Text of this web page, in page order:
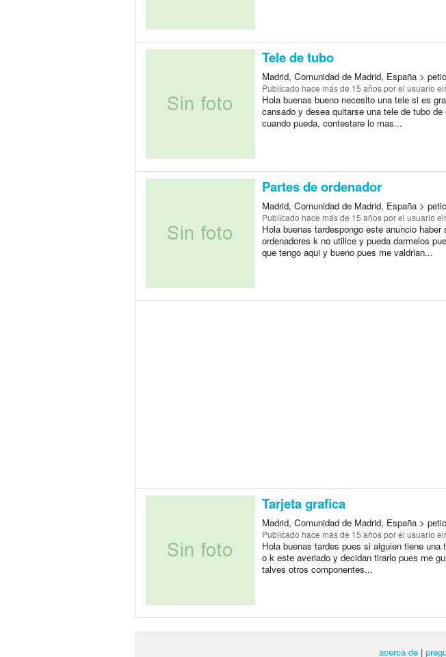
Tele de tubo
Madrid, Comunidad de Madrid, España >
Publicado hace más de 15 añospor el usuario
Hola buenas bueno necesito una tele si es
cansado y desea quitarse una tele de tubo
cuando pueda, contestare lo mas...
Partes de ordenador
Madrid, Comunidad de Madrid, España >
Publicado hace más de 15 añospor el usuario
Hola buenas tardespongo este anuncio
ordenadores k no utilice y pueda darmelos
que tengo aqui y bueno pues me valdrian...
Tarjeta grafica
Madrid, Comunidad de Madrid, España >
Publicado hace más de 15 añospor el usuario
Hola buenas tardes pues si alguien tiene
o k este averiado y decidan tirarlo pues me
talves otros componentes...
acerca de |